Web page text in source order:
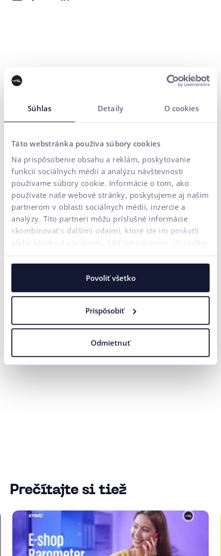
Súhlas Detaily O cookies
Táto webstránka používa súbory cookies
Na prispôsobenie obsahu a reklám, poskytovanie
funkcií sociálnych médií a analýzu návštevnosti
používame súbory cookie. Informácie o tom, ako
používate naše webové stránky, poskytujeme aj našim
partnerom v oblasti sociálnych médií, inzercie a
analýzy. Títo partneri môžu príslušné informácie
skombinovať s ďalšími údajmi, ktoré ste im poskytli
alebo ktoré od vás získali, keď ste používali ich služby.
Povoliť všetko
Prispôsobiť
Odmietnuť
Potrebujete poradiť s UX
Vaše meno*
E-mailová adresa*
Telefónne číslo
Vaša správa*
so
spracovaním
osobných údajov
na účely
komunikácie.
ODOSLAŤ
Naša agentúra sa riadi pravidlami a princípmi
Prečítajte si tiež